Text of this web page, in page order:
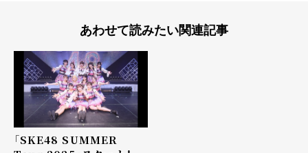
あわせて読みたい関連記事
「SKE48 SUMMER